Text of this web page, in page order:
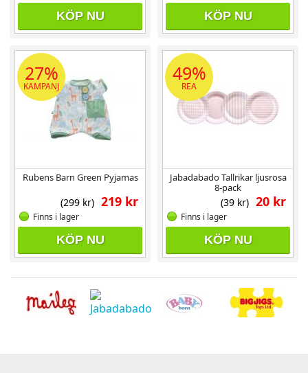
KÖP NU KÖP NU
27%
KAMPANJ
Rubens Barn Green Pyjamas
219 kr
(299 kr)
Finns i lager
KÖP NU
49%
REA
Jabadabado Tallrikar ljusrosa
8-pack
20 kr
(39 kr)
Finns i lager
KÖP NU